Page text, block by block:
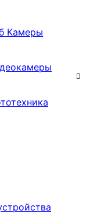
Камеры